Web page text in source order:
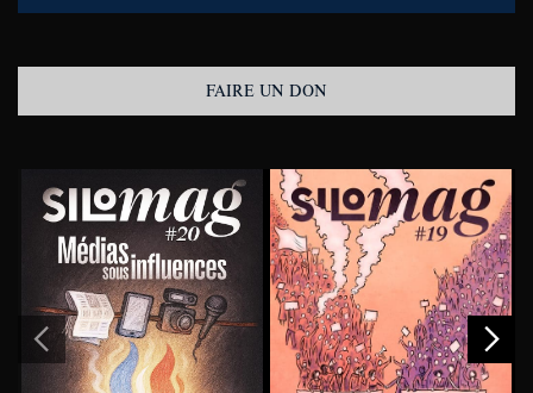
FAIRE UN DON